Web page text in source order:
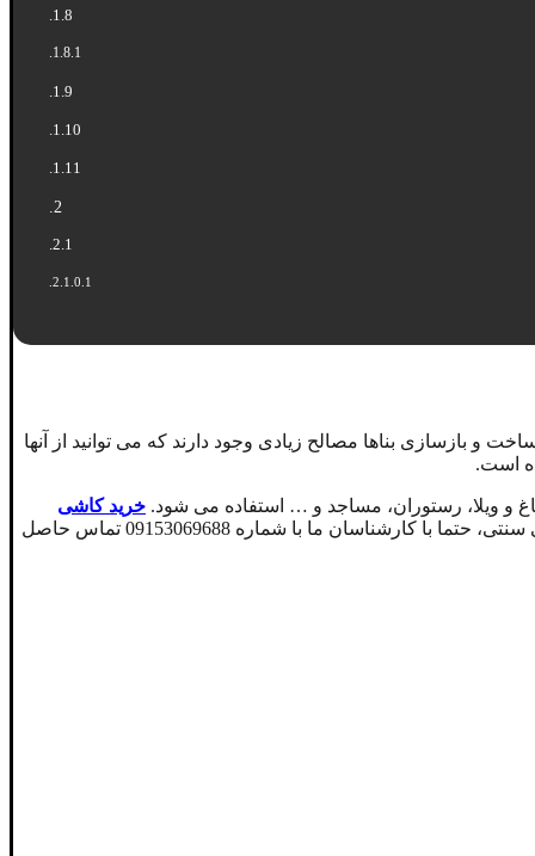
بازسازی بناها مصالح زیادی وجود دارند که می توانید از آنها
است.
و ویلا، رستوران، مساجد و … استفاده می شود. خرید کاشی
و استفاده از آن در معماری داخلی و خارجی نیازمند داشتن اطلاعات تخصصی است و پیشنهاد میکنیم قبل از ثبت سفارش خرید کاشی سنتی، حتما با کارشناسان ما با شماره 09153069688 تماس حاصل